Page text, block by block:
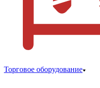
Торговое оборудование